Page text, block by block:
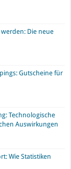
Die neue
Gutscheine für
Technologische
Auswirkungen
Wie Statistiken